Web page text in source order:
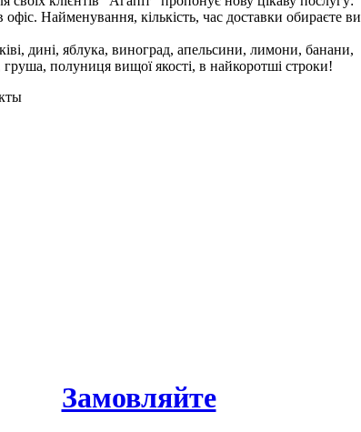
офіс. Найменування, кількість, час доставки обираєте ви
дині, яблука, виноград, апельсини, лимони, банани,
полуниця вищої якості, в найкоротші строки!
Замовляйте